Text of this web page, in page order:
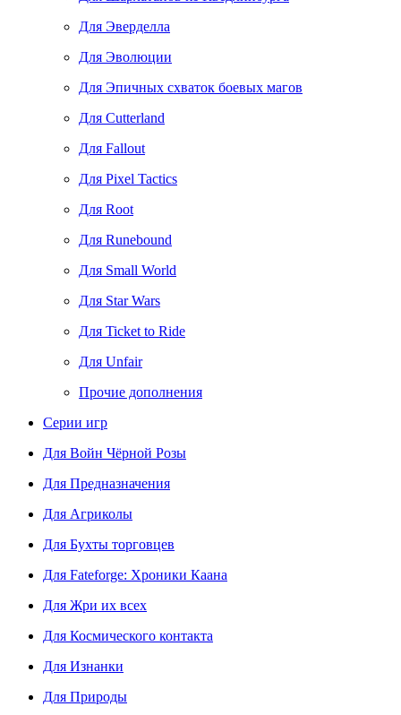
Для Эверделла
Для Эволюции
Для Эпичных схваток боевых магов
Для Cutterland
Для Fallout
Для Pixel Tactics
Для Root
Для Runebound
Для Small World
Для Star Wars
Для Ticket to Ride
Для Unfair
Прочие дополнения
Серии игр
Для Войн Чёрной Розы
Для Предназначения
Для Агриколы
Для Бухты торговцев
Для Fateforge: Хроники Каана
Для Жри их всех
Для Космического контакта
Для Изнанки
Для Природы